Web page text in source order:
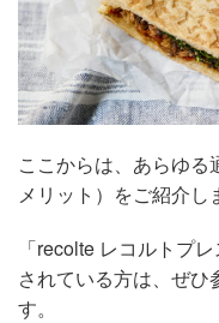
ここからは、あらゆ
メリット）をご紹介し
「recolte レコルトプ
されている方は、ぜひ
す。